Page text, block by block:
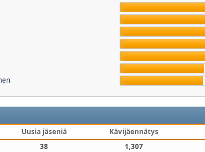
Uusia jäseniä Kävijäennätys
38 1,307